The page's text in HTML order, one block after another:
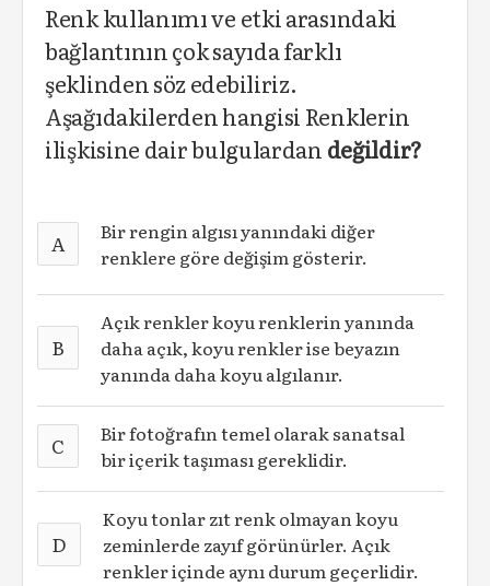
Renk kullanımı ve etki arasındaki
bağlantının çok sayıda farklı
şeklinden söz edebiliriz.
Aşağıdakilerden hangisi Renklerin
ilişkisine dair bulgulardan değildir?
A
Bir rengin algısı yanındaki diğer
renklere göre değişim gösterir.
B
Açık renkler koyu renklerin yanında
daha açık, koyu renkler ise beyazın
yanında daha koyu algılanır.
C
Bir fotoğrafın temel olarak sanatsal
bir içerik taşıması gereklidir.
D
Koyu tonlar zıt renk olmayan koyu
zeminlerde zayıf görünürler. Açık
renkler içinde aynı durum geçerlidir.